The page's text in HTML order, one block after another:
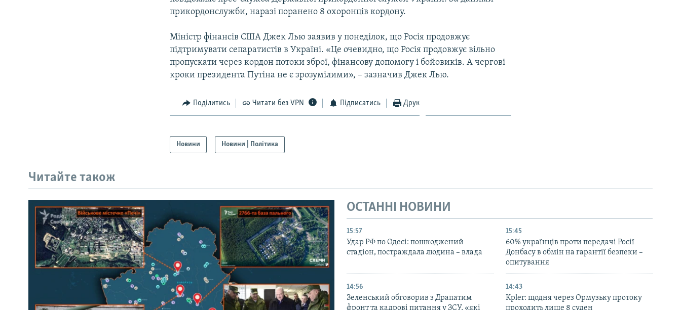
прикордонслужби, наразі поранено 8 охоронців кордону.
Міністр фінансів США Джек Лью заявив у понеділок, що Росія продовжує
підтримувати сепаратистів в Україні. «Це очевидно, що Росія продовжує вільно
пропускати через кордон потоки зброї, фінансову допомогу і бойовиків. А чергові
кроки президента Путіна не є зрозумілими», – зазначив Джек Лью.
Поділитись Читати без VPN Підписатись Друк
Новини Новини | Політика
Читайте також
ОСТАННІ НОВИНИ
15:57
Удар РФ по Одесі: пошкоджений
стадіон, постраждала людина – влада
15:45
60% українців проти передачі Росії
Донбасу в обмін на гарантії безпеки –
опитування
14:56
Зеленський обговорив з Драпатим
фронт та кадрові питання у ЗСУ, «які
14:43
Kpler: щодня через Ормузьку протоку
проходить лише 8 суден